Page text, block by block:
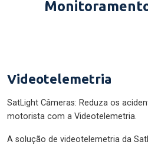
Videotelemetria
SatLight Câmeras: Reduza os
motorista com a Videotelemetria.
A solução de videotelemetria da